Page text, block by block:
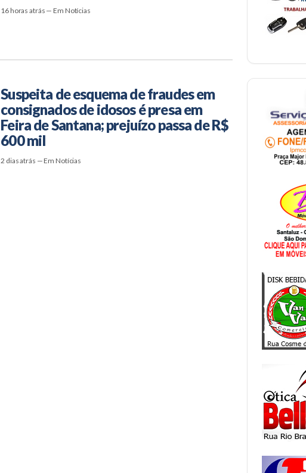
16 horas atrás — Em Notícias
Suspeita de esquema de fraudes em
consignados de idosos é presa em
Feira de Santana; prejuízo passa de R$
600 mil
2 dias atrás — Em Notícias